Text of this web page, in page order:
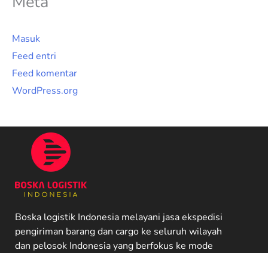
Masuk
Feed entri
Feed komentar
WordPress.org
Boska logistik Indonesia melayani jasa ekspedisi
pengiriman barang dan cargo ke seluruh wilayah
dan pelosok Indonesia yang berfokus ke mode